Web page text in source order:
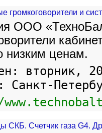
громкоговорители и
ООО
низким ценам.
вторник,
Санкт-
СКБ. Счетчик газа G4.